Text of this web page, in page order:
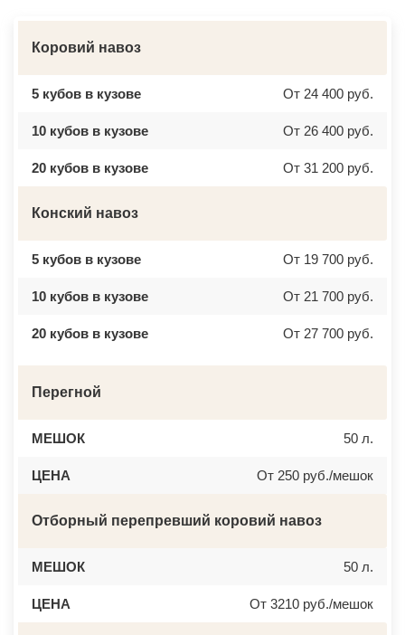
Коровий навоз
5 кубов в кузове От 24 400 руб.
10 кубов в кузове От 26 400 руб.
20 кубов в кузове От 31 200 руб.
Конский навоз
5 кубов в кузове От 19 700 руб.
10 кубов в кузове От 21 700 руб.
20 кубов в кузове От 27 700 руб.
Перегной
МЕШОК 50 л.
ЦЕНА От 250 руб./мешок
Отборный перепревший коровий навоз
МЕШОК 50 л.
ЦЕНА От 3210 руб./мешок